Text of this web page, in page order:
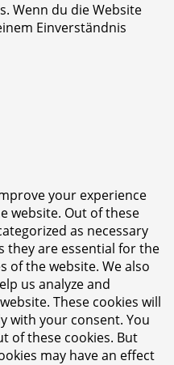
Wenn du die Website
Einverständnis
your experience
website. Out of these
as necessary
they are essential for the
of the website. We also
us analyze and
These cookies will
with your consent. You
of these cookies. But
may have an effect